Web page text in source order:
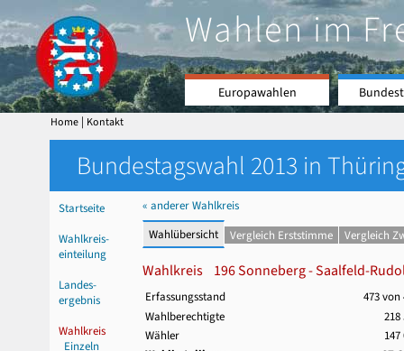
Wahlen im
Europawahlen
Home | Kontakt
Bundestagswahl 2013 in
Startseite
Wahlkreis-
einteilung
Landes-
ergebnis
Wahlkreis
Einzeln
« anderer Wahlkreis
Wahlübersicht
Vergleich Erststimme Vergleich
Wahlkreis 196 Sonneberg - Saalfeld-
Erfassungsstand
473 von
Wahlberechtigte
218
Wähler
147